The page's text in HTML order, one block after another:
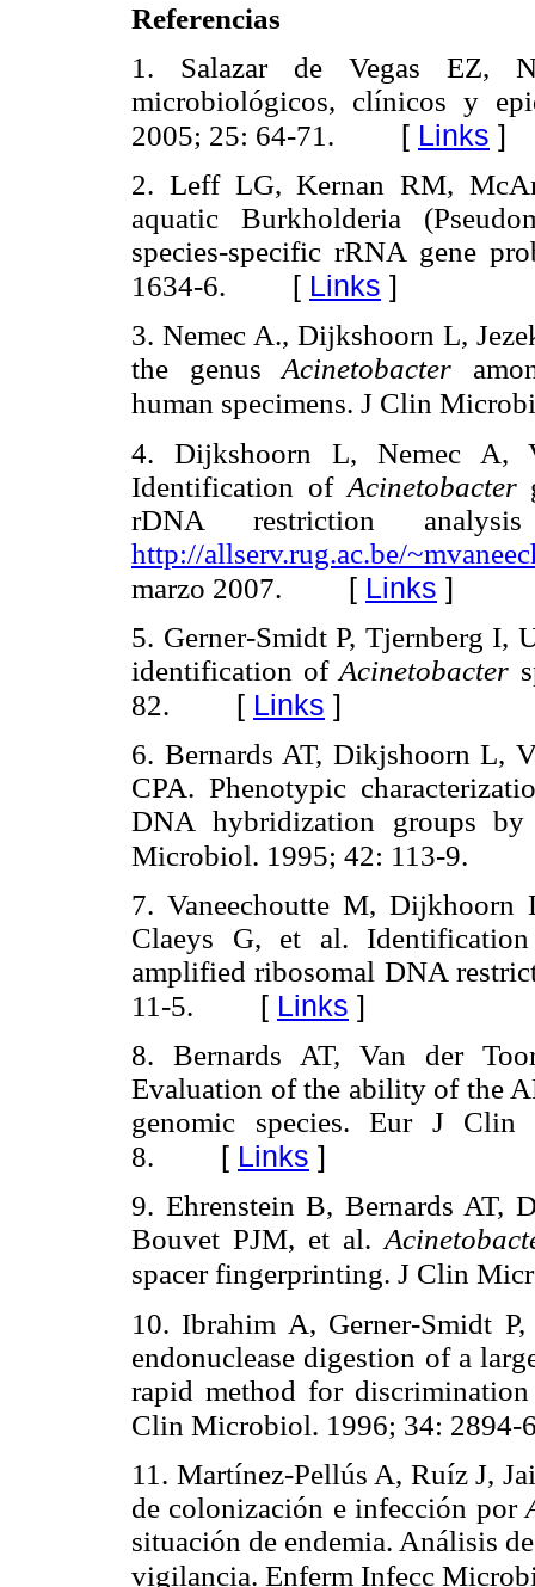
Referencias
1. Salazar de Vegas EZ,
microbiológicos, clínicos y
2005; 25: 64-71. [ Links ]
2. Leff LG, Kernan RM,
aquatic Burkholderia
species-specific rRNA gene
1634-6. [ Links ]
3. Nemec A., Dijkshoorn L,
the genusAcinetobacter
human specimens. J Clin
4. Dijkshoorn L, Nemec A,
Identification of Acinetobacter
rDNA restriction
http://allserv.rug.ac.be/
marzo 2007. [ Links ]
5. Gerner-Smidt P, Tjernberg
identification ofAcinetobacter
82. [ Links ]
6. Bernards AT, Dikjshoorn L,
CPA. Phenotypic
DNA hybridization groups
Microbiol. 1995; 42: 113-9.
7. Vaneechoutte M,
Claeys G, et al.
amplified ribosomal DNA
11-5. [ Links ]
8. Bernards AT, Van der
Evaluation of the ability of the
genomic species. Eur J
8. [ Links ]
9. Ehrenstein B, Bernards AT,
Bouvet PJM, et al.
spacer fingerprinting. J Clin
10. Ibrahim A, Gerner-Smidt
endonuclease digestion of a
rapid method for
Clin Microbiol. 1996; 34: 2894-
11. Martínez-Pellús A, Ruíz J,
de colonización e infección por
situación de endemia. Análisis
vigilancia. Enferm Infecc